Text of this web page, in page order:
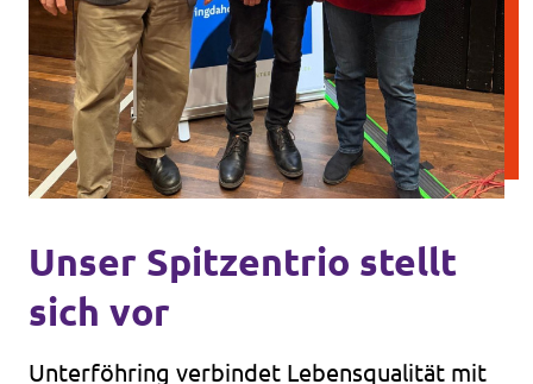
Unser Spitzentrio stellt
sich vor
Unterföhring verbindet Lebensqualität mit